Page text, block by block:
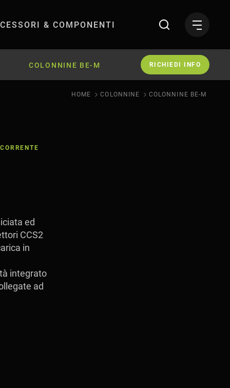
& COMPONENTI
COLONNINE BE-M RICHIEDI INFO
dei veicoli
HOME COLONNINE COLONNINE BE-M
ed
CCS2
in
integrato
ad